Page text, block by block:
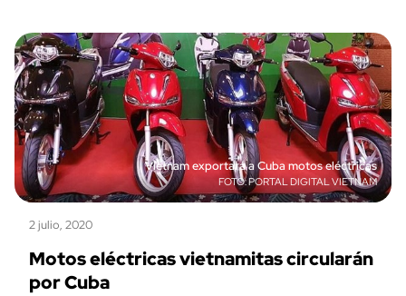
Vietnam exportará a Cuba motos eléctricas
PORTAL DIGITAL VIETNAM
2 julio, 2020
Motos eléctricas vietnamitas circularán
por Cuba